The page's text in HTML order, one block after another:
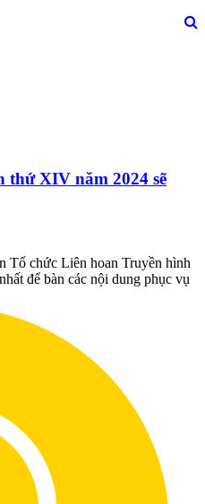
thứ XIV năm 2024 sẽ
Tổ chức Liên hoan Truyền hình
để bàn các nội dung phục vụ